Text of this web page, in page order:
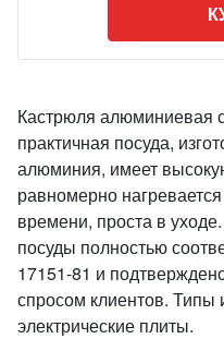
Кастрюля алюминиевая
практичная посуда,
алюминия, имеет
равномерно
времени, проста в
посуды полностью
17151-81 и
спросом клиентов. Типы
электрические плиты.